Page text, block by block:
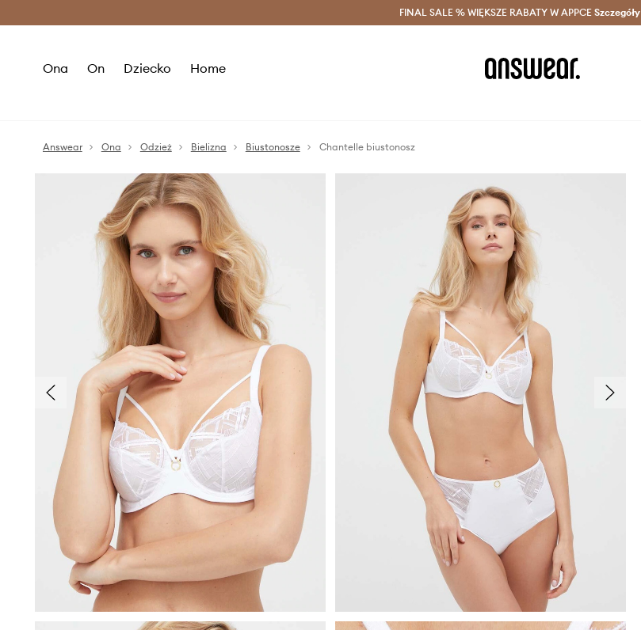
Oszczędzaj z Answear Club > Dostawa nawet w 24h >
FINAL SALE % WIĘKSZE RABATY W APPCE Szczegóły
Ona On Dziecko Home
Answear Ona Odzież Bielizna Biustonosze Chantelle biustonosz